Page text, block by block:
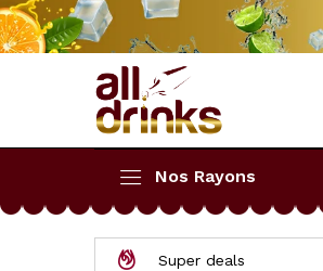
Nos Rayons
Super deals